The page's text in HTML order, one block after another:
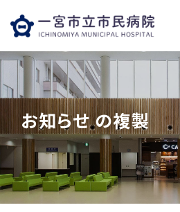
お知らせ の複製